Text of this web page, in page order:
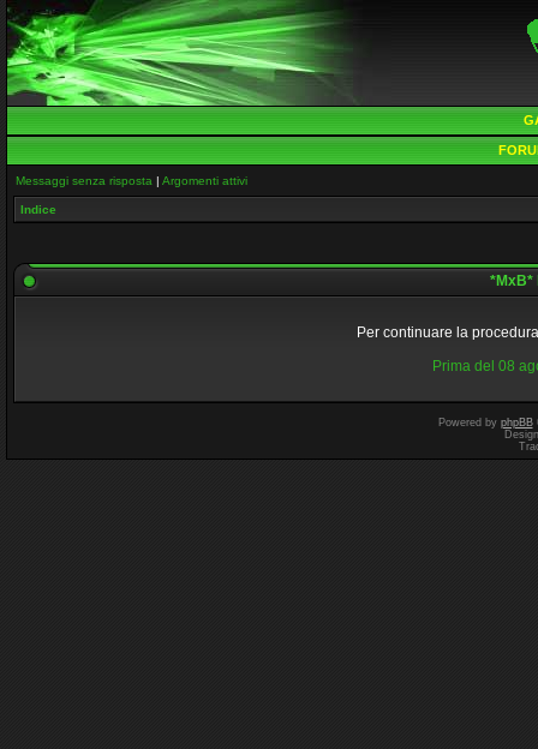
Messaggi senza risposta | Argomenti attivi
Indice
*MxB*
Per continuare la
Prima del 08
Powered by phpBB